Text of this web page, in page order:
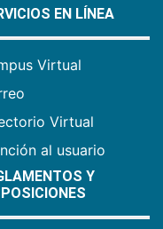
EN LÍNEA
Virtual
Virtual
al usuario
Y